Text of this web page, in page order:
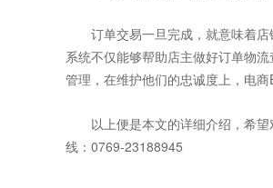
订单交易一旦完成，就意味着店
系统不仅能够帮助店主做好订单物
管理，在维护他们的忠诚度上，电
以上便是本文的详细介绍，希望
线：0769-23188945